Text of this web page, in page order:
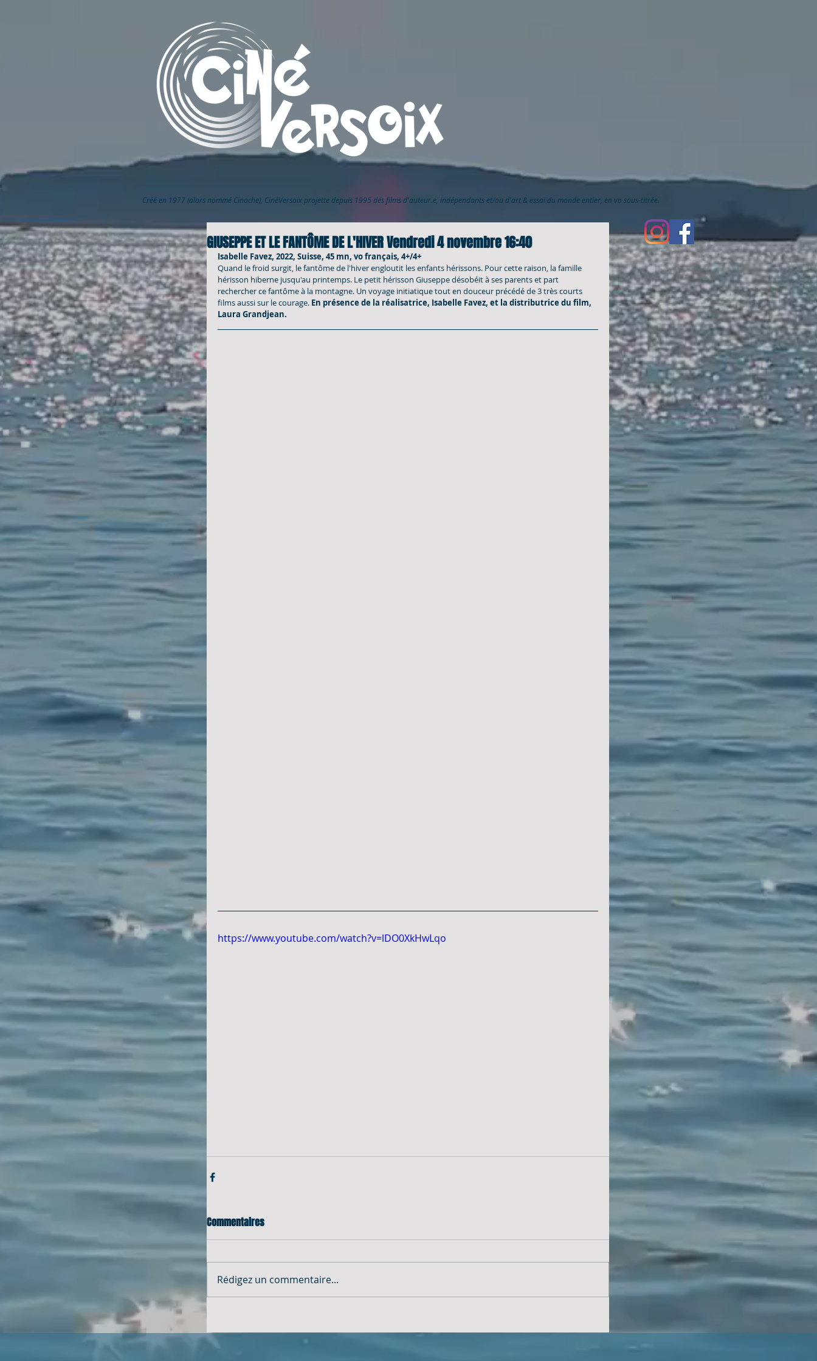
GIUSEPPE ET LE FANTÔME DE L'HIVER Vendredi 4 novembre 16:40
Isabelle Favez, 2022, Suisse, 45 mn, vo français, 4+/4+
Quand le froid surgit, le fantôme de l'hiver engloutit les enfants hérissons. Pour cette raison, la famille
hérisson hiberne jusqu'au printemps. Le petit hérisson Giuseppe désobéit à ses parents et part
rechercher ce fantôme à la montagne. Un voyage initiatique tout en douceur précédé de 3 très courts
films aussi sur le courage. En présence de la réalisatrice, Isabelle Favez, et la distributrice du film,
Laura Grandjean.
https://www.youtube.com/watch?v=lDO0XkHwLqo
Commentaires
Rédigez un commentaire...
Créé en 1977 (alors nommé Cinoche), CinéVersoix projette depuis 1995 des films d'auteur.e, indépendants et/ou d'art & essai du monde entier, en vo sous-titrée.